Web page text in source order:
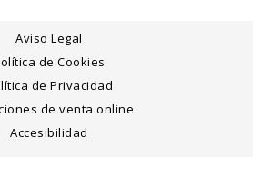
Aviso Legal
de Cookies
de Privacidad
de venta online
Accesibilidad